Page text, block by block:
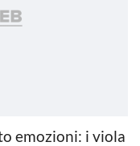
emozioni: i viola